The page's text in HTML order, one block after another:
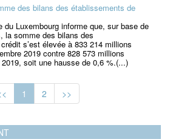
des bilans des établissements de
du Luxembourg informe que, sur base de
la somme des bilans des
s’est élevée à 833 214 millions
2019 contre 828 573 millions
2019, soit une hausse de 0,6 %.(...)
1 2 >>